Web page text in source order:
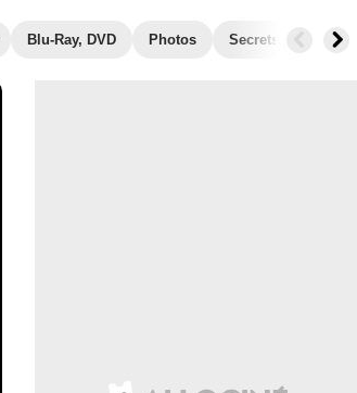
Blu-Ray, DVD Photos Secrets de tournage